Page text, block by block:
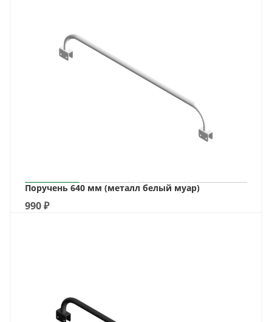
Поручень 640 мм (металл белый муар)
990₽